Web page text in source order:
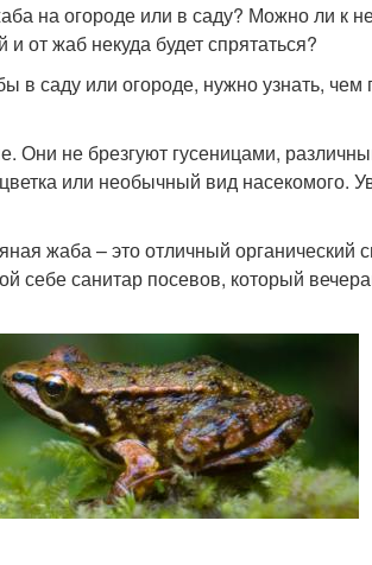
на огороде или в саду? Можно ли к
от жаб некуда будет спрятаться?
в саду или огороде, нужно узнать,
не брезгуют гусеницами,
или необычный вид насекомого.
жаба – это отличный органический
себе санитар посевов, который